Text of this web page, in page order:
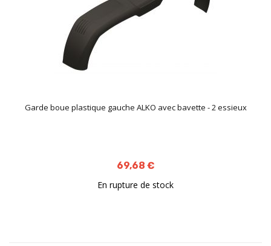
Garde boue plastique gauche ALKO avec bavette - 2 essieux
69,68 €
En rupture de stock